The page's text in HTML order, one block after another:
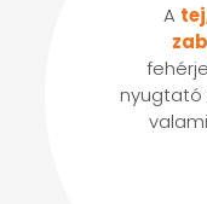
A
nyugtató